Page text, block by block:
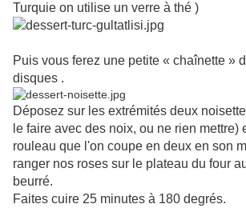
Turquie on utilise un verre à thé )
Puis vous ferez une petite « chaînette »
disques .
Déposez sur les extrémités deux
le faire avec des noix, ou ne rien mettre)
rouleau que l'on coupe en deux en son
ranger nos roses sur le plateau du four
beurré.
Faites cuire 25 minutes à 180 degrés.